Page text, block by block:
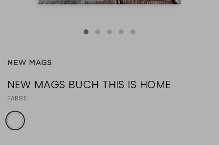
NEW MAGS BUCH THIS IS HOME
FARBE: